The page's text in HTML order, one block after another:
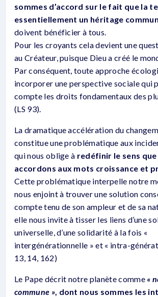
sommes d’accord sur le fait que la
essentiellement un héritage
doivent bénéficier à tous.
Pour les croyants cela devient une
au Créateur, puisque Dieu a créé le
Par conséquent, toute approche
incorporer une perspective sociale qui
compte les droits fondamentaux des
(LS 93).
La dramatique accélération du
constitue une problématique aux
qui nous oblige à redéfinir le sens que
accordons aux mots croissance et
Cette problématique interpelle notre
nous enjoint à trouver une solution
compte tenu de son ampleur et de sa
elle nous invite à tisser les liens d’une
universelle, d’une solidarité à la fois «
intergénérationnelle » et « intra-
13, 14, 162)
Le Pape décrit notre planète comme «
commune », dont nous sommes les